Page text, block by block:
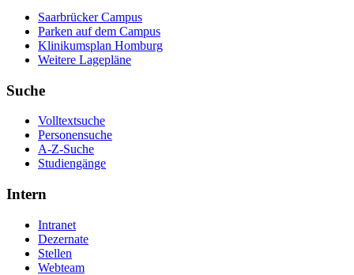
Saarbrücker Campus
Parken auf dem Campus
Klinikumsplan Homburg
Weitere Lagepläne
Suche
Volltextsuche
Personensuche
A-Z-Suche
Studiengänge
Intern
Intranet
Dezernate
Stellen
Webteam